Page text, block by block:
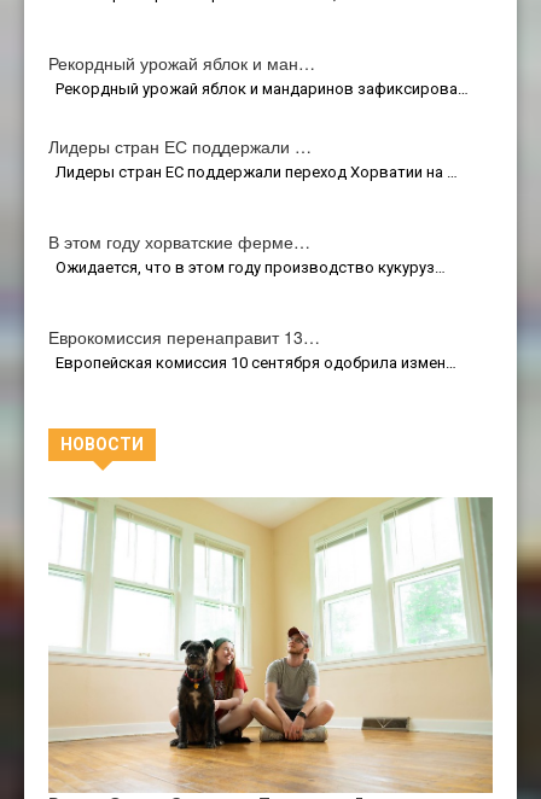
Рекордный урожай яблок и ман…
Рекордный урожай яблок и мандаринов зафиксирова…
Лидеры стран ЕС поддержали …
Лидеры стран ЕС поддержали переход Хорватии на …
В этом году хорватские ферме…
Ожидается, что в этом году производство кукуруз…
Еврокомиссия перенаправит 13…
Европейская комиссия 10 сентября одобрила измен…
НОВОСТИ